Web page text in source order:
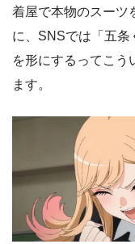
着屋で本物のスーツ
に、SNSでは「五条
を形にするってこう
ます。